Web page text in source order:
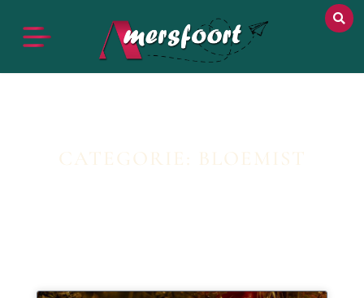
CATEGORIE: BLOEMIST